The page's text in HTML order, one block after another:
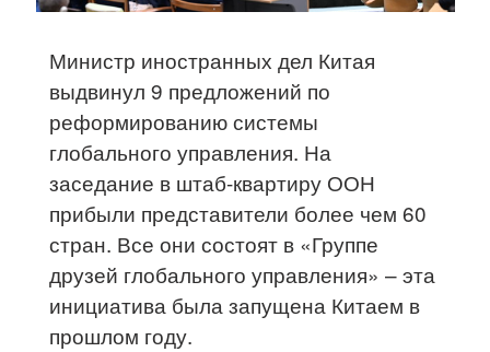
Министр иностранных дел Китая
выдвинул 9 предложений по
реформированию системы
глобального управления. На
заседание в штаб-квартиру ООН
прибыли представители более чем 60
стран. Все они состоят в «Группе
друзей глобального управления» – эта
инициатива была запущена Китаем в
прошлом году.